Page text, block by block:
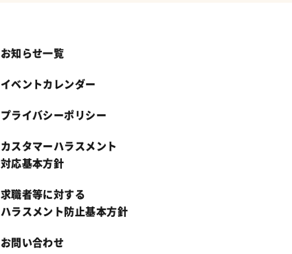
お知らせ一覧
イベントカレンダー
プライバシーポリシー
カスタマーハラスメント
対応基本方針
求職者等に対する
ハラスメント防止基本方針
お問い合わせ